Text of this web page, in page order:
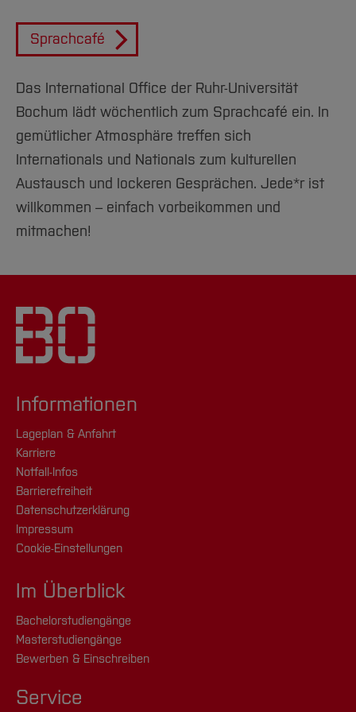
Arbeiten im FB G
International
Service
Studieninteressierte
Studium
Forschung und Entwicklung
International
Service
Notfall-Infos
BO Shop
Gleichstellung
Vertretungen
Wahlen
Hochschulkommunikation
Medienzentrum
qed-Stiftung
Zentrale Studienberatung
Sprachcafé
Das International Office der Ruhr-Universität
Bochum lädt wöchentlich zum Sprachcafé ein. In
gemütlicher Atmosphäre treffen sich
Internationals und Nationals zum kulturellen
Austausch und lockeren Gesprächen. Jede*r ist
willkommen – einfach vorbeikommen und
mitmachen!
Informationen
Lageplan & Anfahrt
Karriere
Notfall-Infos
Barrierefreiheit
Datenschutzerklärung
Impressum
Cookie-Einstellungen
Im Überblick
Bachelorstudiengänge
Masterstudiengänge
Bewerben & Einschreiben
Service